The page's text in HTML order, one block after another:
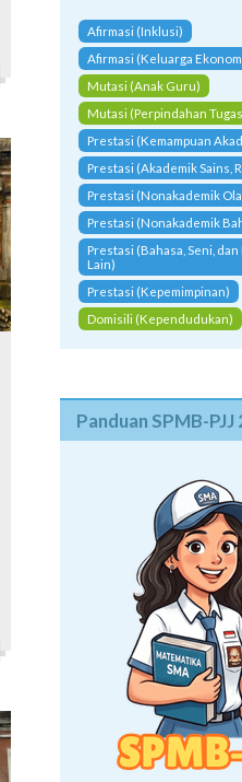
Afirmasi (Inklusi)
Afirmasi (Keluarga
Mutasi (Anak Guru)
Mutasi (Perpindahan
Prestasi (Kemampuan
Prestasi (Akademik Sains,
Prestasi (Nonakademik
Prestasi (Nonakademik
Prestasi (Bahasa, Seni,
Lain)
Prestasi (Kepemimpinan)
Domisili (Kependudukan)
Panduan SPMB-PJJ